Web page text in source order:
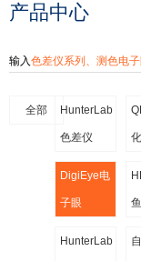
产品中心
输入色差仪系列、测色电
全部 HunterLab
色差仪
DigiEye电
子眼
HunterLab